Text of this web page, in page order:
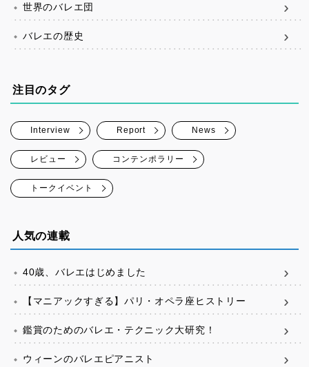
世界のバレエ団
バレエの歴史
注目のタグ
Interview Report News
レビュー コンテンポラリー
トークイベント
人気の連載
40歳、バレエはじめました
【マニアックすぎる】パリ・オペラ座ヒストリー
鑑賞のためのバレエ・テクニック大研究！
ウィーンのバレエピアニスト